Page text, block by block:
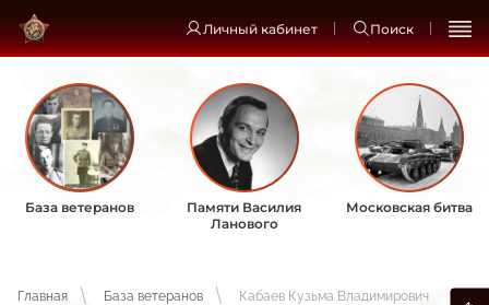
Личный кабинет Поиск
База ветеранов
Памяти Василия
Ланового
Московская битва
Главная База ветеранов Кабаев Кузьма Владимирович